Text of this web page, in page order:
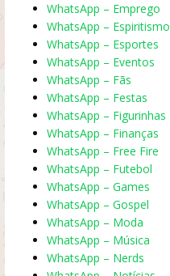
WhatsApp – Emprego
WhatsApp – Espiritismo
WhatsApp – Esportes
WhatsApp – Eventos
WhatsApp – Fãs
WhatsApp – Festas
WhatsApp – Figurinhas
WhatsApp – Finanças
WhatsApp – Free Fire
WhatsApp – Futebol
WhatsApp – Games
WhatsApp – Gospel
WhatsApp – Moda
WhatsApp – Música
WhatsApp – Nerds